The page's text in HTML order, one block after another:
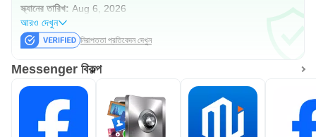
স্ক্যানের তারিখ: Aug 6, 2026
আরও দেখুন
নিরাপত্তা প্রতিবেদন দেখুন
Messenger বিকল্প